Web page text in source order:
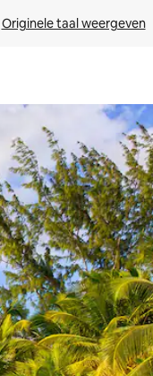
Originele taal weergeven